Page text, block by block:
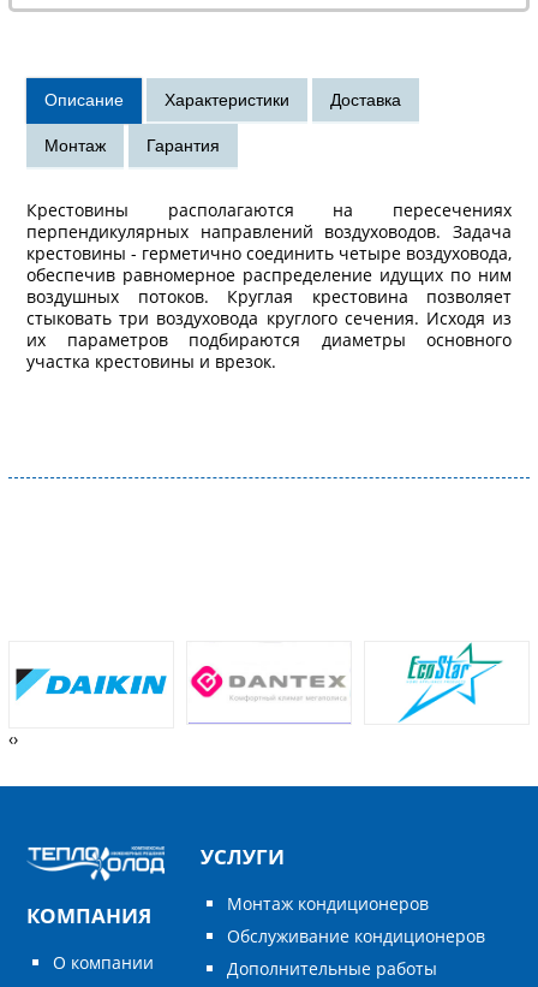
Крестовины располагаются на пересечениях
перпендикулярных направлений воздуховодов. Задача
крестовины - герметично соединить четыре воздуховода,
обеспечив равномерное распределение идущих по ним
воздушных потоков. Круглая крестовина позволяет
стыковать три воздуховода круглого сечения. Исходя из
их параметров подбираются диаметры основного
участка крестовины и врезок.
‹›
КОМПАНИЯ
О компании
УСЛУГИ
Монтаж кондиционеров
Обслуживание кондиционеров
Дополнительные работы